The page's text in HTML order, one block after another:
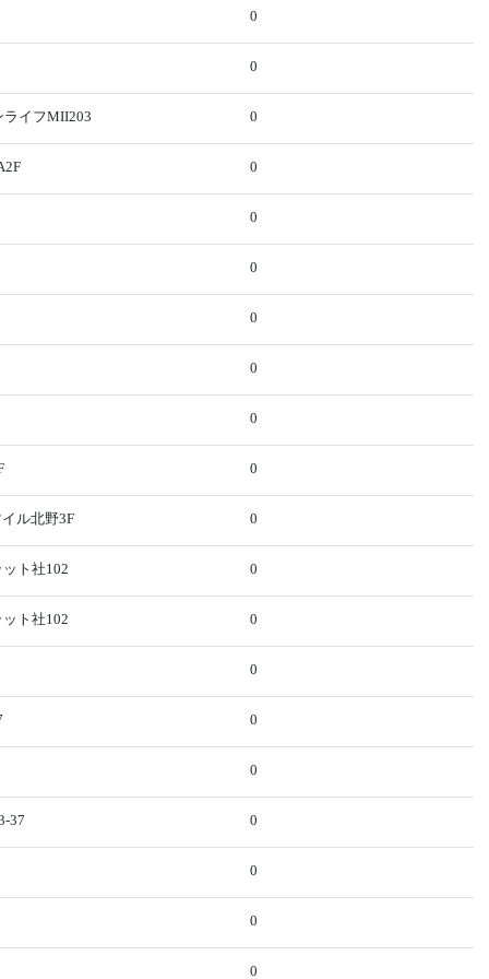
0
0
ライフMII203 0
0
0
0
0
0
0
0
ル北野3F 0
ト社102 0
ト社102 0
0
0
0
37 0
0
0
0